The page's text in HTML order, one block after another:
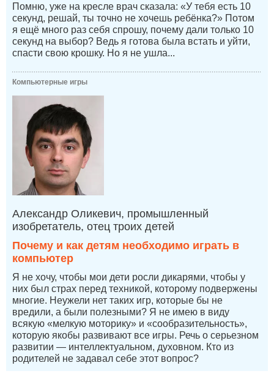
Помню, уже на кресле врач сказала: «У тебя есть 10
секунд, решай, ты точно не хочешь ребёнка?» Потом
я ещё много раз себя спрошу, почему дали только 10
секунд на выбор? Ведь я готова была встать и уйти,
спасти свою крошку. Но я не ушла...
Компьютерные игры
Александр Оликевич, промышленный
изобретатель, отец троих детей
Почему и как детям необходимо играть в
компьютер
Я не хочу, чтобы мои дети росли дикарями, чтобы у
них был страх перед техникой, которому подвержены
многие. Неужели нет таких игр, которые бы не
вредили, а были полезными? Я не имею в виду
всякую «мелкую моторику» и «сообразительность»,
которую якобы развивают все игры. Речь о серьезном
развитии — интеллектуальном, духовном. Кто из
родителей не задавал себе этот вопрос?